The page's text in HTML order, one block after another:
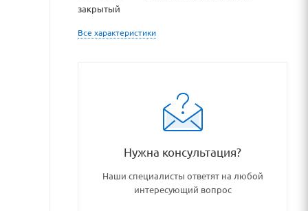
закрытый
Все характеристики
Нужна консультация?
Наши специалисты ответят на любой
интересующий вопрос